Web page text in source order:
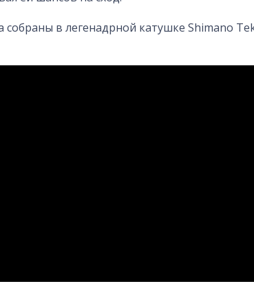
в легенадрной катушке Shimano